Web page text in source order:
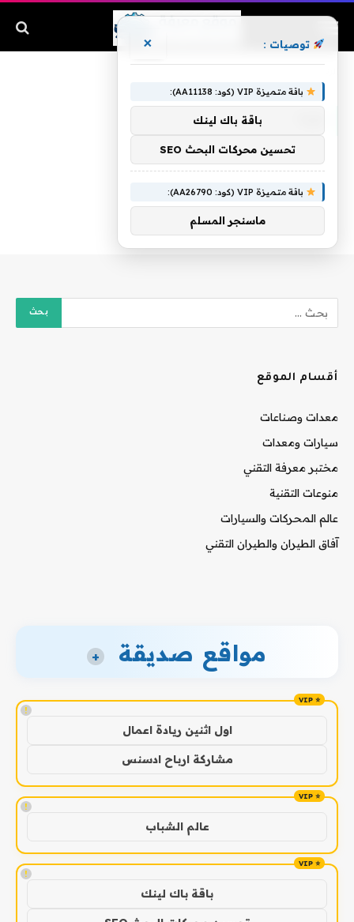
أقسام الموقع
معدات وصناعات
سيارات ومعدات
مختبر معرفة التقني
منوعات التقنية
عالم المحركات والسيارات
آفاق الطيران والطيران التقني
مواقع صديقة +
!
اول اثنين ريادة اعمال
مشاركة ارباح ادسنس
!
عالم الشباب
!
باقة باك لينك
توصيات : ×
باقة متميزة VIP (كود: AA11138):
باقة باك لينك
تحسين محركات البحث SEO
باقة متميزة VIP (كود: AA26790):
ماسنجر المسلم